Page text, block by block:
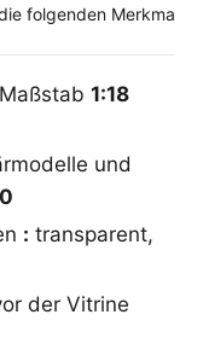
folgenden Merkmale:
1:18
und
: transparent,
der Vitrine